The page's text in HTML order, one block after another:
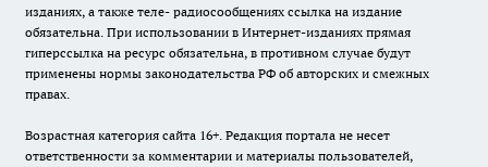
изданиях, а также теле- радиосообщениях ссылка на издание
обязательна. При использовании в Интернет-изданиях прямая
гиперссылка на ресурс обязательна, в противном случае будут
применены нормы законодательства РФ об авторских и смежных
правах.
Возрастная категория сайта 16+. Редакция портала не несет
ответственности за комментарии и материалы пользователей,